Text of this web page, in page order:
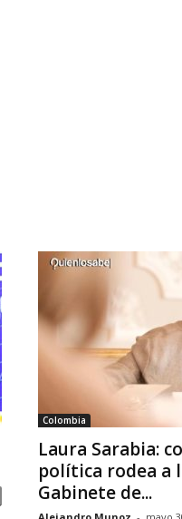
Colombia
Laura Sarabia:
política rodea a
Gabinete de...